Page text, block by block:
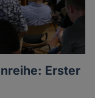
Erster